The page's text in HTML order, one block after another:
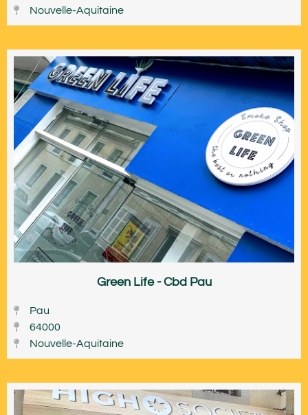
Nouvelle-Aquitaine
Green Life - Cbd Pau
Pau
64000
Nouvelle-Aquitaine